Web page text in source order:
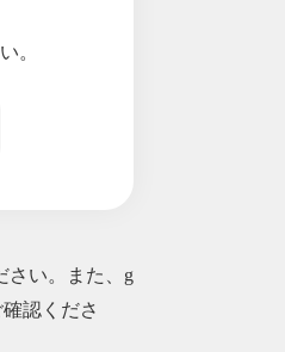
。
さい。また、g
認くださ